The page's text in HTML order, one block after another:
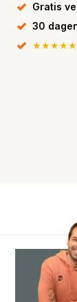
Gratis
30
★★★★★